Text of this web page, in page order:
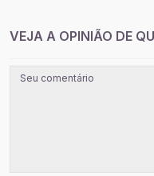
VEJA A OPINIÃO DE